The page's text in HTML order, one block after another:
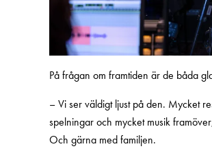
På frågan om framtiden är de båda
– Vi ser väldigt ljust på den. Mycket
spelningar och mycket musik
Och gärna med familjen.